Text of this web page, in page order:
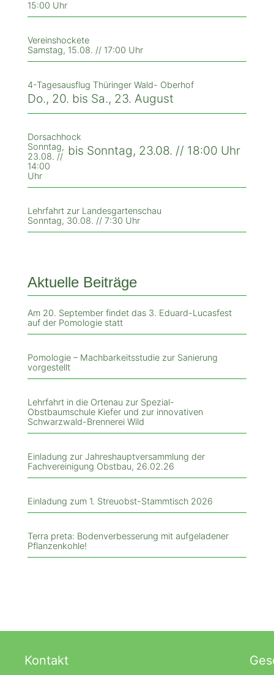
15:00 Uhr
Vereinshockete
Samstag, 15.08. // 17:00 Uhr
4-Tagesausflug Thüringer Wald- Oberhof
Do., 20. bis Sa., 23. August
Dorsachhock
Sonntag,
23.08. //
14:00
Uhr
bis Sonntag, 23.08. // 18:00 Uhr
Lehrfahrt zur Landesgartenschau
Sonntag, 30.08. // 7:30 Uhr
Aktuelle Beiträge
Am 20. September findet das 3. Eduard-Lucasfest
auf der Pomologie statt
Pomologie – Machbarkeitsstudie zur Sanierung
vorgestellt
Lehrfahrt in die Ortenau zur Spezial-
Obstbaumschule Kiefer und zur innovativen
Schwarzwald-Brennerei Wild
Einladung zur Jahreshauptversammlung der
Fachvereinigung Obstbau, 26.02.26
Einladung zum 1. Streuobst-Stammtisch 2026
Terra preta: Bodenverbesserung mit aufgeladener
Pflanzenkohle!
Kontakt